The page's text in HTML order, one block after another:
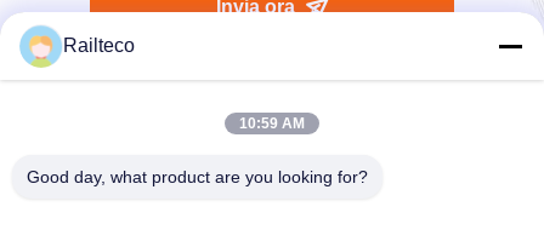
Invia ora
Railteco
10:59 AM
Good day, what product are you looking for?